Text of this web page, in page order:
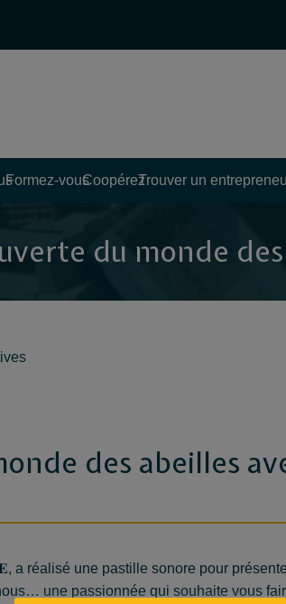
Formez-vousCoopérezTrouver un
du monde
des abeilles
réalisé une pastille sonore pour
une passionnée qui souhaite vous